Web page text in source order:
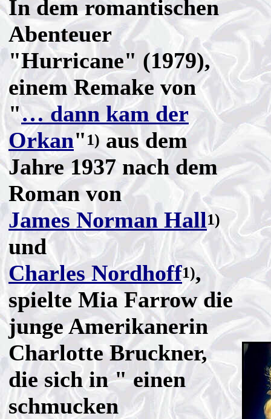
In dem romantischen
Abenteuer
"Hurricane" (1979),
einem Remake von
"… dann kam der
Orkan" 1) aus dem
Jahre 1937 nach dem
Roman von
James Norman Hall1)
und
Charles Nordhoff1),
spielte Mia Farrow die
junge Amerikanerin
Charlotte Bruckner,
die sich in " einen
schmucken